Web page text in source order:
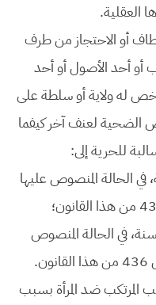
العقلية.
الاختطاف أو الاحتجاز من طرف
أو أحد الأصول أو أحد
له ولاية أو سلطة على
الضحية لعنف آخر كيفما
للحرية إلى:
الحالة المنصوص عليها
في الحالة المنصوص
السب المرتكب ضد المرأة بسبب